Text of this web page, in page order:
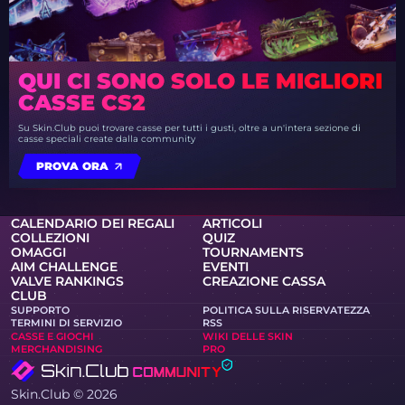
QUI CI SONO SOLO LE MIGLIORI
CASSE CS2
Su Skin.Club puoi trovare casse per tutti i gusti, oltre a un'intera sezione di
casse speciali create dalla community
PROVA ORA
CALENDARIO DEI REGALI
ARTICOLI
COLLEZIONI
QUIZ
OMAGGI
TOURNAMENTS
AIM CHALLENGE
EVENTI
VALVE RANKINGS
CREAZIONE CASSA
CLUB
SUPPORTO
POLITICA SULLA RISERVATEZZA
TERMINI DI SERVIZIO
RSS
CASSE E GIOCHI
WIKI DELLE SKIN
MERCHANDISING
PRO
Skin.Club © 2026